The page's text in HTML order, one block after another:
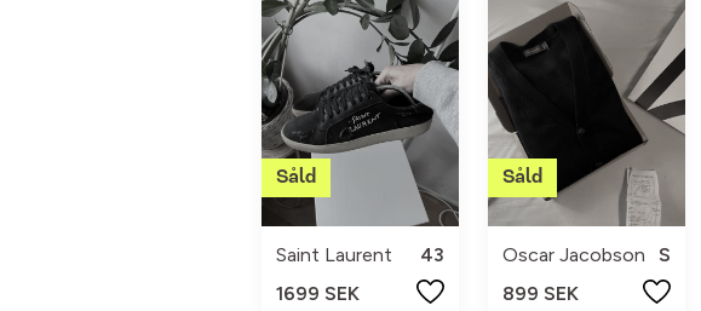
Saint Laurent
43
1699 SEK
Oscar Jacobson
S
899 SEK